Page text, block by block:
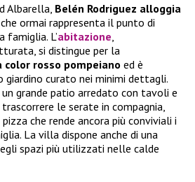
Albarella, Belén Rodriguez alloggia
che ormai rappresenta il punto di
L’abitazione
si distingue per la
color rosso pompeiano ed è
giardino curato nei minimi dettagli.
un grande patio arredato con tavoli e
le serate in compagnia,
che rende ancora più conviviali i
La villa dispone anche di una
spazi più utilizzati nelle calde